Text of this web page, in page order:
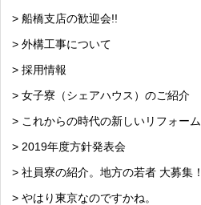
> 船橋支店の歓迎会!!
> 外構工事について
> 採用情報
> 女子寮（シェアハウス）のご紹介
> これからの時代の新しいリフォーム
> 2019年度方針発表会
> 社員寮の紹介。地方の若者 大募集！
> やはり東京なのですかね。